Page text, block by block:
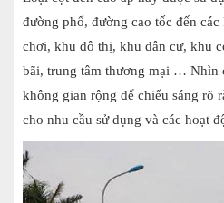
đường phố, đường cao tốc đến
chơi, khu đô thị, khu dân cư, khu
bãi, trung tâm thương mại … Nhìn
không gian rộng để chiếu sáng rõ
cho nhu cầu sử dụng và các hoạt